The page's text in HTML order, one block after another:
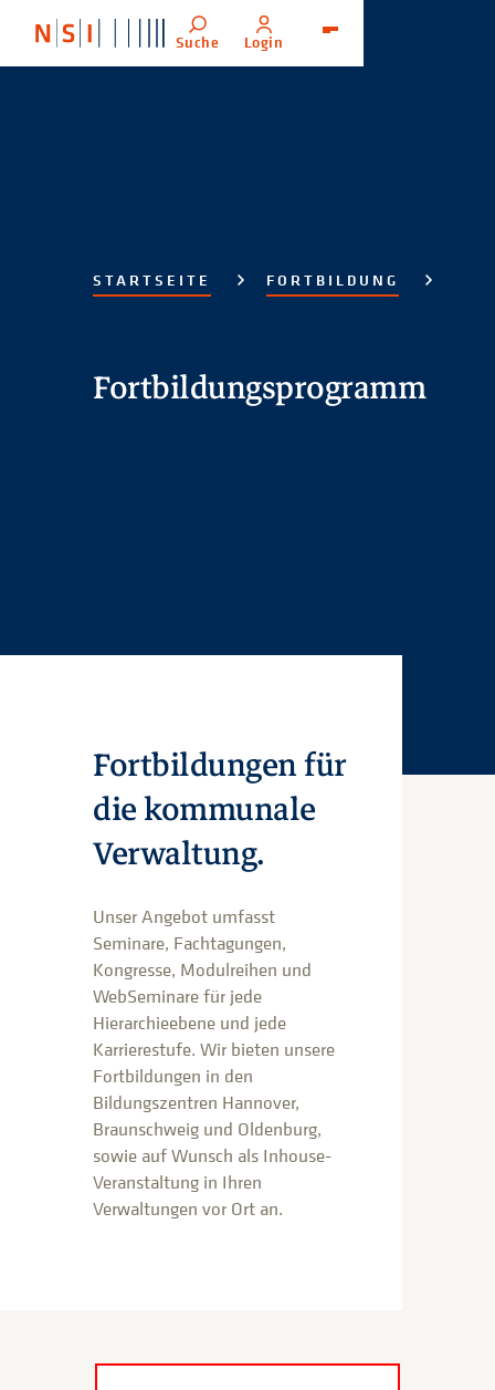
Suche Login
STARTSEITE FORTBILDUNG
Fortbildungsprogramm
Fortbildungen für
die kommunale
Verwaltung.
Unser Angebot umfasst
Seminare, Fachtagungen,
Kongresse, Modulreihen und
WebSeminare für jede
Hierarchieebene und jede
Karrierestufe. Wir bieten unsere
Fortbildungen in den
Bildungszentren Hannover,
Braunschweig und Oldenburg,
sowie auf Wunsch als Inhouse-
Veranstaltung in Ihren
Verwaltungen vor Ort an.